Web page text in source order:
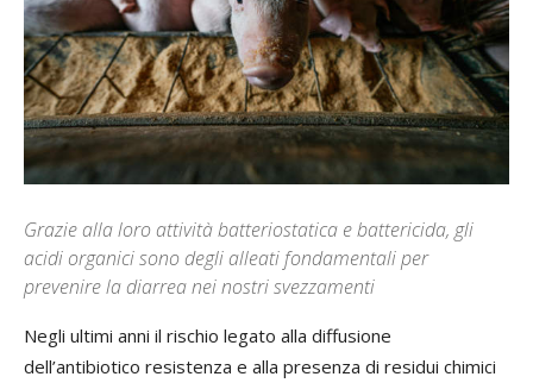
Grazie alla loro attività batteriostatica e battericida, gli
acidi organici sono degli alleati fondamentali per
prevenire la diarrea nei nostri svezzamenti
Negli ultimi anni il rischio legato alla diffusione
dell’antibiotico resistenza e alla presenza di residui chimici